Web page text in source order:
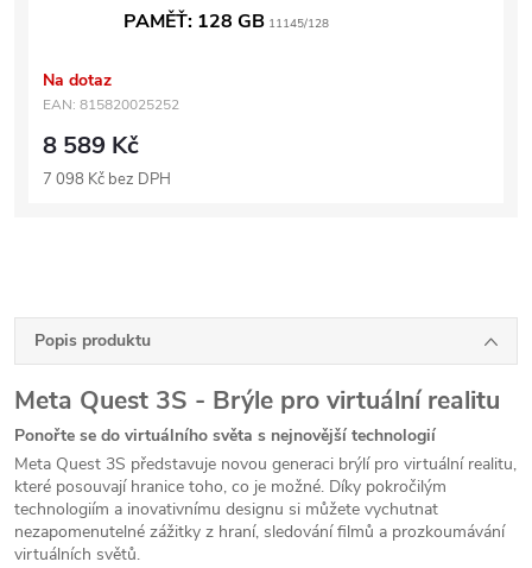
PAMĚŤ: 128 GB 11145/128
Na dotaz
EAN: 815820025252
8 589 Kč
7 098 Kč bez DPH
Popis produktu
Meta Quest 3S - Brýle pro virtuální realitu
Ponořte se do virtuálního světa s nejnovější technologií
Meta Quest 3S představuje novou generaci brýlí pro virtuální realitu,
které posouvají hranice toho, co je možné. Díky pokročilým
technologiím a inovativnímu designu si můžete vychutnat
nezapomenutelné zážitky z hraní, sledování filmů a prozkoumávání
virtuálních světů.